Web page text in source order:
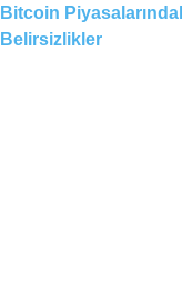
Bitcoin
Belirsizlikler